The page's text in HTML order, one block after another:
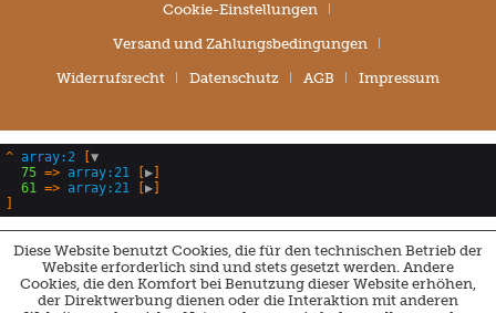
Cookie-Einstellungen
Versand und Zahlungsbedingungen
Widerrufsrecht Datenschutz AGB Impressum
Diese Website benutzt Cookies, die für den technischen Betrieb der
Website erforderlich sind und stets gesetzt werden. Andere
Cookies, die den Komfort bei Benutzung dieser Website erhöhen,
der Direktwerbung dienen oder die Interaktion mit anderen
^ array:2
▼
75 => array:21 ▶
61 => array:21 ▶